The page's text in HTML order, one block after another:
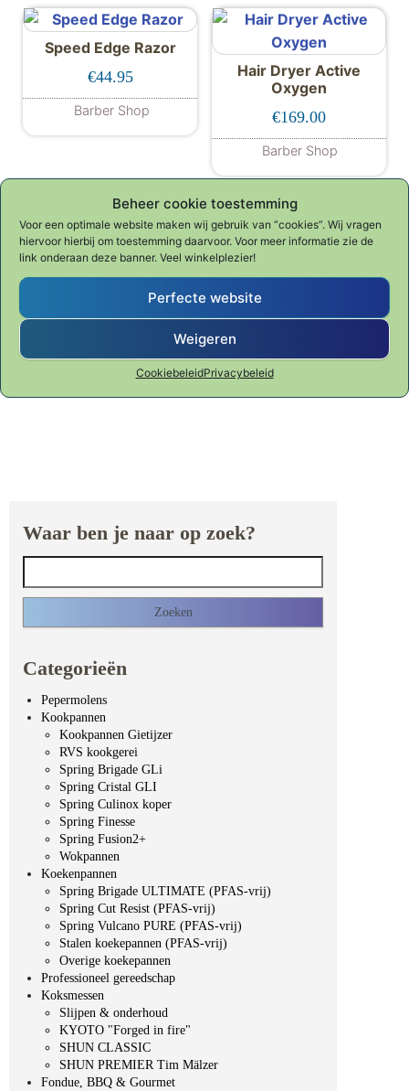
Beheer cookie toestemming
Voor een optimale website maken wij gebruik van “cookies”. Wij vragen
hiervoor hierbij om toestemming daarvoor. Voor meer informatie zie de
link onderaan deze banner. Veel winkelplezier!
Perfecte website
Weigeren
CookiebeleidPrivacybeleid
Speed Edge Razor
€44.95
Barber Shop
Hair Dryer Active
Oxygen
€169.00
Barber Shop
CAPTAIN scheermes
Barber Shop
Hair Designing razor –
reserve mesjes
Barber Shop
Waar ben je naar op zoek?
Categorieën
Pepermolens
Kookpannen
Kookpannen Gietijzer
RVS kookgerei
Spring Brigade GLi
Spring Cristal GLI
Spring Culinox koper
Spring Finesse
Spring Fusion2+
Wokpannen
Koekenpannen
Spring Brigade ULTIMATE (PFAS-vrij)
Spring Cut Resist (PFAS-vrij)
Spring Vulcano PURE (PFAS-vrij)
Stalen koekepannen (PFAS-vrij)
Overige koekepannen
Professioneel gereedschap
Koksmessen
Slijpen & onderhoud
KYOTO "Forged in fire"
SHUN CLASSIC
SHUN PREMIER Tim Mälzer
Fondue, BBQ & Gourmet